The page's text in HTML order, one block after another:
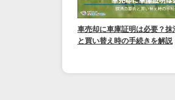
車売却に車庫証明は必要？抹
と買い替え時の手続きを解説